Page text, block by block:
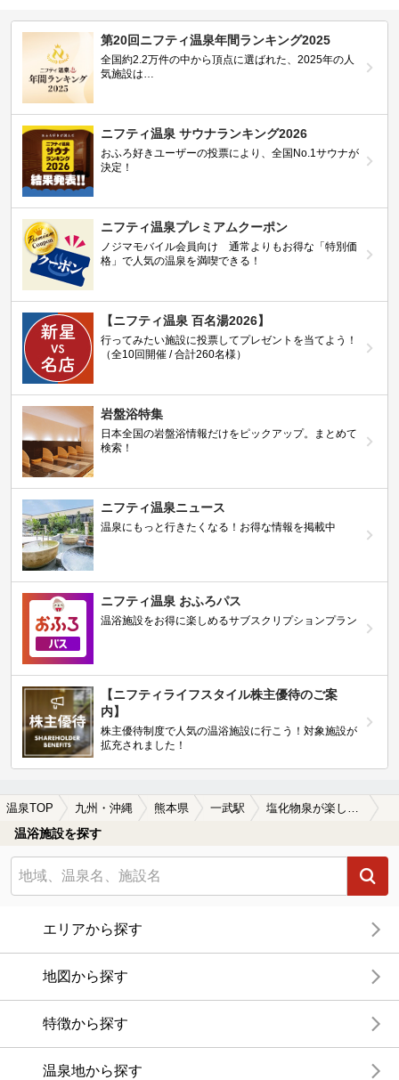
第20回ニフティ温泉年間ランキング2025
全国約2.2万件の中から頂点に選ばれた、2025年の人
気施設は…
ニフティ温泉 サウナランキング2026
おふろ好きユーザーの投票により、全国No.1サウナが
決定！
ニフティ温泉プレミアムクーポン
ノジマモバイル会員向け 通常よりもお得な「特別価
格」で人気の温泉を満喫できる！
【ニフティ温泉 百名湯2026】
行ってみたい施設に投票してプレゼントを当てよう！
（全10回開催 / 合計260名様）
岩盤浴特集
日本全国の岩盤浴情報だけをピックアップ。まとめて
検索！
ニフティ温泉ニュース
温泉にもっと行きたくなる！お得な情報を掲載中
ニフティ温泉 おふろパス
温浴施設をお得に楽しめるサブスクリプションプラン
【ニフティライフスタイル株主優待のご案
内】
株主優待制度で人気の温浴施設に行こう！対象施設が
拡充されました！
温泉TOP 九州・沖縄 熊本県 一武駅 塩化物泉が楽しめる一武駅近くの温泉、日帰り温泉、スーパー銭湯おすすめ
温浴施設を探す
エリアから探す
地図から探す
特徴から探す
温泉地から探す